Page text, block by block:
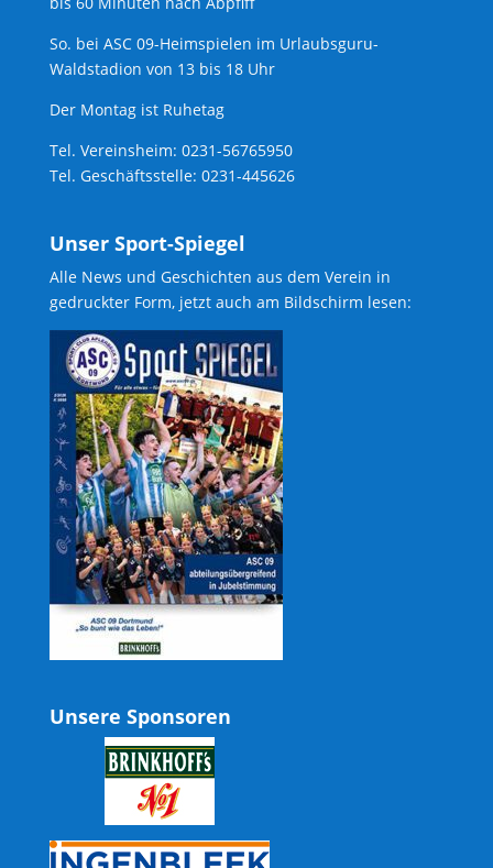
So. bei ASC 09-Heimspielen im Urlaubsguru-
Waldstadion von 13 bis 18 Uhr
Der Montag ist Ruhetag
Tel. Vereinsheim: 0231-56765950
Tel. Geschäftsstelle: 0231-445626
Unser Sport-Spiegel
Alle News und Geschichten aus dem Verein in
gedruckter Form, jetzt auch am Bildschirm lesen:
Unsere Sponsoren